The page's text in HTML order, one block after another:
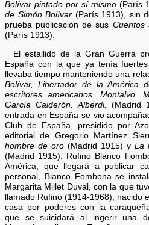
Bolívar pintado por sí mismo (París
de Simón Bolívar (París 1913), sin
prueba publicación de sus Cuentos
(París 1913).
El estallido de la Gran Guerra
España con la que ya tenía
llevaba tiempo manteniendo una
Bolívar, Libertador de la América
escritores americanos.Montalvo.
García Calderón. Alberdi.
(Madrid
entrada en España se vio
Club de España, presidido por
editorial de Gregorio Martínez
hombre de oro (Madrid 1915) y La
(Madrid 1915). Rufino Blanco
América, que llegará a publicar
personal, Blanco Fombona se
Margarita Millet Duval, con la que
llamado Rufino (1914-1968), nacido
casa por poderes con la
que se suicidará al ingerir una